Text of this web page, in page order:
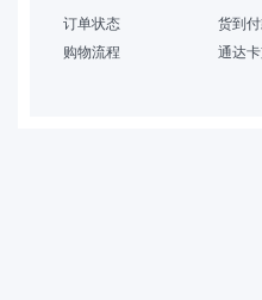
订单状态
购物流程
货到
通达